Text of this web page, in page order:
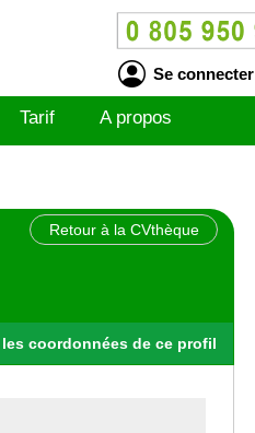
Se connecter
Tarif A propos
Retour à la CVthèque
les coordonnées de ce profil